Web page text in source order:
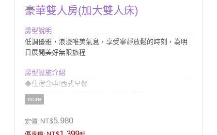
豪華雙人房(加大雙人床)
房型說明
低調優雅，浪漫唯美氣息，享受寧靜放鬆的時刻，為明
日展開美好無限旅程
房型設施介紹
◆住宿含中/西式早餐
◆此組房型位於2樓(無電梯)(無獨立車庫)
◆提供館內室外電腦監控停車場
◆房內衛浴提供浴缸(無溫泉)
more
定價: NT$5,980